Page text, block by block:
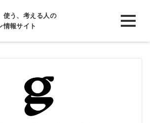
使う、考える人の
情報サイト